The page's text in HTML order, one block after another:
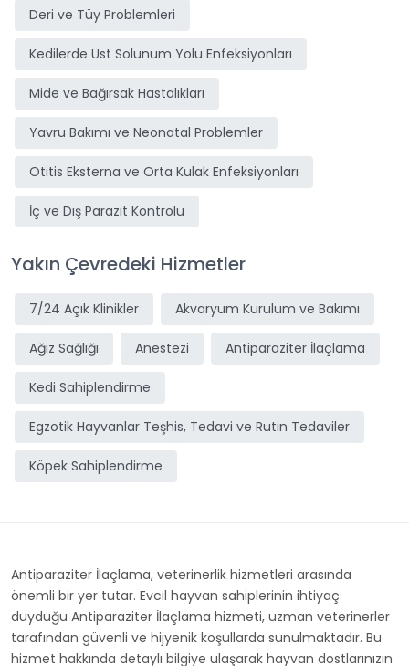
Deri ve Tüy Problemleri
Kedilerde Üst Solunum Yolu Enfeksiyonları
Mide ve Bağırsak Hastalıkları
Yavru Bakımı ve Neonatal Problemler
Otitis Eksterna ve Orta Kulak Enfeksiyonları
İç ve Dış Parazit Kontrolü
Yakın Çevredeki Hizmetler
7/24 Açık Klinikler Akvaryum Kurulum ve Bakımı
Ağız Sağlığı Anestezi Antiparaziter İlaçlama
Kedi Sahiplendirme
Egzotik Hayvanlar Teşhis, Tedavi ve Rutin Tedaviler
Köpek Sahiplendirme
Antiparaziter İlaçlama, veterinerlik hizmetleri arasında
önemli bir yer tutar. Evcil hayvan sahiplerinin ihtiyaç
duyduğu Antiparaziter İlaçlama hizmeti, uzman veterinerler
tarafından güvenli ve hijyenik koşullarda sunulmaktadır. Bu
hizmet hakkında detaylı bilgiye ulaşarak hayvan dostlarınızın